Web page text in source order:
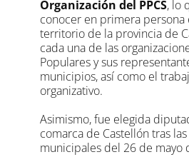
Organización del PPCS, lo
conocer en primera
territorio de la provincia de
cada una de las
Populares y sus
municipios, así como el
organizativo.
Asimismo, fue elegida
comarca de Castellón tras
municipales del 26 de mayo